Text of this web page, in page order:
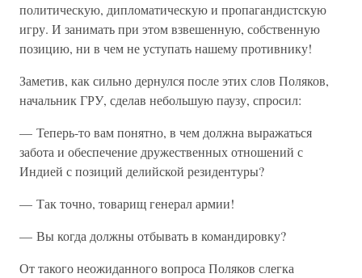
политическую, дипломатическую и пропагандистскую
игру. И занимать при этом взвешенную, собственную
позицию, ни в чем не уступать нашему противнику!
Заметив, как сильно дернулся после этих слов Поляков,
начальник ГРУ, сделав небольшую паузу, спросил:
— Теперь-то вам понятно, в чем должна выражаться
забота и обеспечение дружественных отношений с
Индией с позиций делийской резидентуры?
— Так точно, товарищ генерал армии!
— Вы когда должны отбывать в командировку?
От такого неожиданного вопроса Поляков слегка